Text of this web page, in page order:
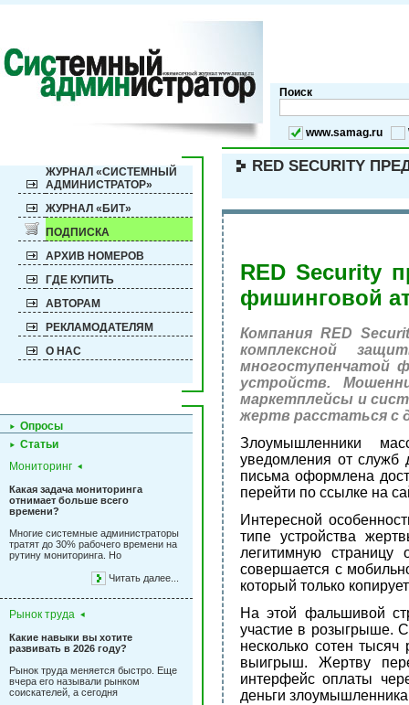
Поиск
www.samag.ru
ЖУРНАЛ «СИСТЕМНЫЙ
АДМИНИСТРАТОР»
ЖУРНАЛ «БИТ»
ПОДПИСКА
АРХИВ НОМЕРОВ
ГДЕ КУПИТЬ
АВТОРАМ
РЕКЛАМОДАТЕЛЯМ
О НАС
Опросы
Статьи
Мониторинг
Какая задача мониторинга
отнимает больше всего
времени?
Многие системные администраторы
тратят до 30% рабочего времени на
рутину мониторинга. Но
Читать далее...
Рынок труда
Какие навыки вы хотите
развивать в 2026 году?
Рынок труда меняется быстро. Еще
вчера его называли рынком
соискателей, а сегодня
RED SECURITY
RED Security
фишинговой
Компания RED
комплексной
многоступенчатой
устройств.
маркетплейсы и
жертв расстаться с
Злоумышленники
уведомления от служб
письма оформлена
перейти по ссылке на
Интересной
типе устройства
легитимную страницу
совершается с
который только
На этой фальшивой
участие в розыгрыше.
несколько сотен
выигрыш. Жертву
интерфейс оплаты
деньги